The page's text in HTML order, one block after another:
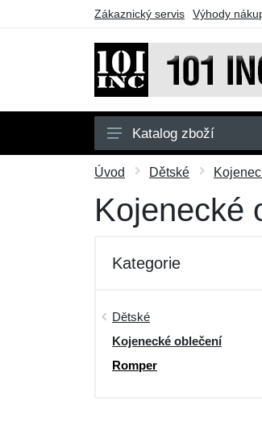
Zákaznický servis Výhody
Pánské
Dětské
Doplňky
Obuv
Taktické vybavení
Dárkové poukazy
Výprodej
Katalog zboží
Úvod Dětské
Kojenecké
Kategorie
Dětské
Kojenecké oblečení
Romper